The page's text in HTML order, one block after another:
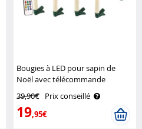
Bougies à LED pour sapin de
Noël avec télécommande
infrarouge - x10 - blanc Lunartec
39,90€ Prix conseillé
19,95€